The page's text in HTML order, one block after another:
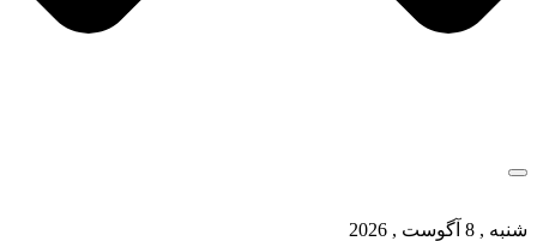
شنبه , 8 آگوست , 2026